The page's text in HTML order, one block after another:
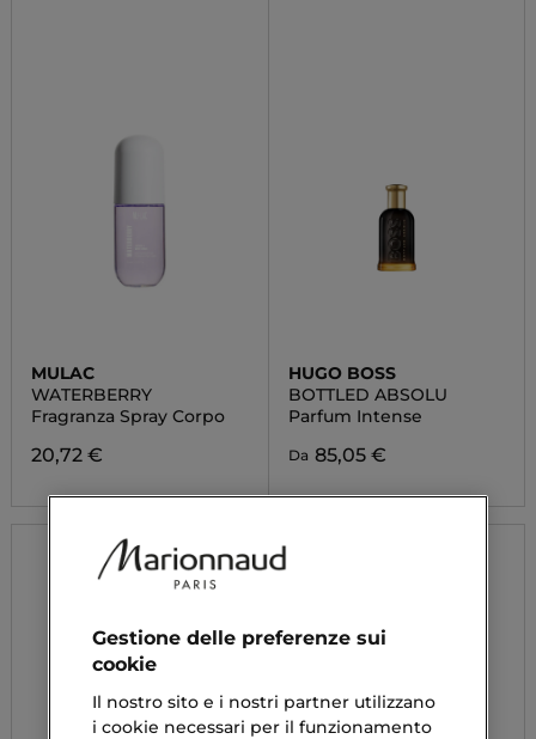
MULAC
WATERBERRY
Fragranza Spray Corpo
20,72 €
HUGO BOSS
BOTTLED ABSOLU
Parfum Intense
Da 85,05 €
Gestione delle preferenze sui
cookie
Il nostro sito e i nostri partner utilizzano
i cookie necessari per il funzionamento